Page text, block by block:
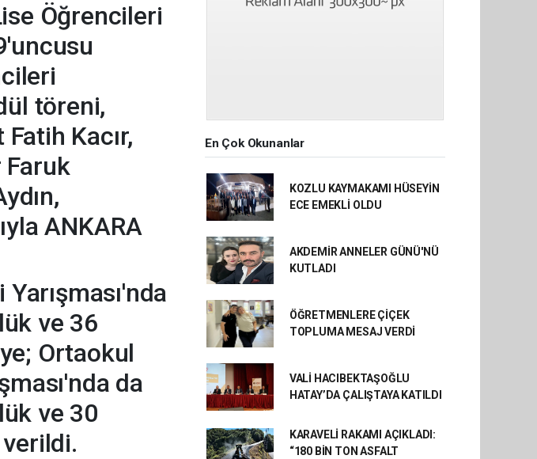
Öğrencileri
töreni,
Kacır,
Faruk
ANKARA
ve 36
Ortaokul
da
ve 30
En Çok Okunanlar
KOZLU KAYMAKAMI HÜSEYİN
ECE EMEKLİ OLDU
AKDEMİR ANNELER GÜNÜ'NÜ
KUTLADI
ÖĞRETMENLERE ÇİÇEK
TOPLUMA MESAJ VERDİ
VALİ HACIBEKTAŞOĞLU
HATAY’DA ÇALIŞTAYA KATILDI
KARAVELİ RAKAMI AÇIKLADI:
“180 BİN TON ASFALT